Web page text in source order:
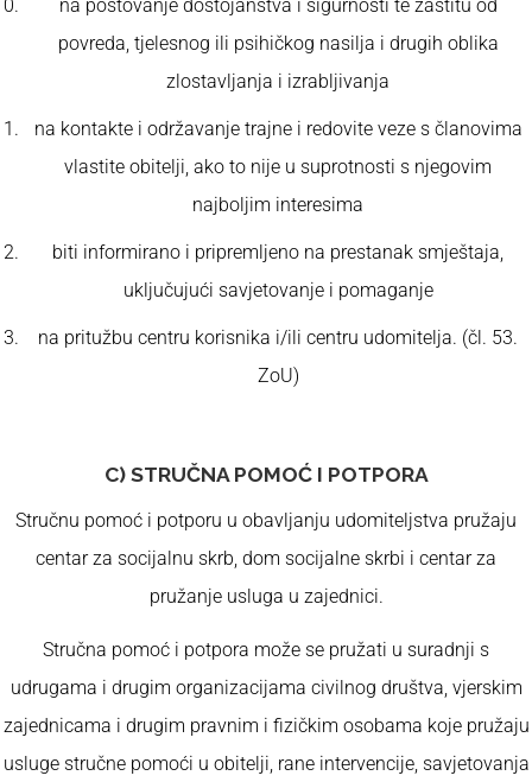
na poštovanje dostojanstva i sigurnosti te zaštitu od
povreda, tjelesnog ili psihičkog nasilja i drugih oblika
zlostavljanja i izrabljivanja
na kontakte i održavanje trajne i redovite veze s članovima
vlastite obitelji, ako to nije u suprotnosti s njegovim
najboljim interesima
biti informirano i pripremljeno na prestanak smještaja,
uključujući savjetovanje i pomaganje
na pritužbu centru korisnika i/ili centru udomitelja. (čl. 53.
ZoU)
C) STRUČNA POMOĆ I POTPORA
Stručnu pomoć i potporu u obavljanju udomiteljstva pružaju
centar za socijalnu skrb, dom socijalne skrbi i centar za
pružanje usluga u zajednici.
Stručna pomoć i potpora može se pružati u suradnji s
udrugama i drugim organizacijama civilnog društva, vjerskim
zajednicama i drugim pravnim i fizičkim osobama koje pružaju
usluge stručne pomoći u obitelji, rane intervencije, savjetovanja